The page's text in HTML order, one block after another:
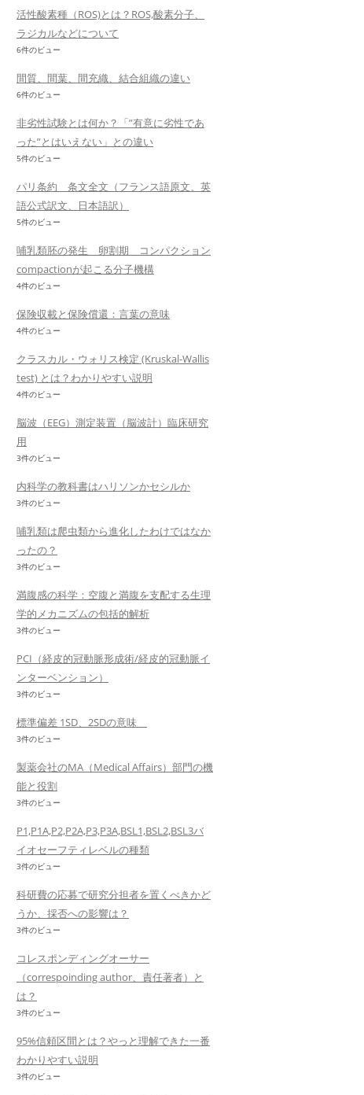
活性酸素種（ROS)とは？ROS,酸素分子、
ラジカルなどについて
6件のビュー
間質、間葉、間充織、結合組織の違い
6件のビュー
非劣性試験とは何か？「”有意に劣性であ
った”とはいえない」との違い
5件のビュー
パリ条約 条文全文（フランス語原文、英
語公式訳文、日本語訳）
5件のビュー
哺乳類胚の発生 卵割期 コンパクション
compactionが起こる分子機構
4件のビュー
保険収載と保険償還：言葉の意味
4件のビュー
クラスカル・ウォリス検定 (Kruskal-Wallis
test) とは？わかりやすい説明
4件のビュー
脳波（EEG）測定装置（脳波計）臨床研究
用
3件のビュー
内科学の教科書はハリソンかセシルか
3件のビュー
哺乳類は爬虫類から進化したわけではなか
ったの？
3件のビュー
満腹感の科学：空腹と満腹を支配する生理
学的メカニズムの包括的解析
3件のビュー
PCI（経皮的冠動脈形成術/経皮的冠動脈イ
ンターベンション）
3件のビュー
標準偏差 1SD、2SDの意味
3件のビュー
製薬会社のMA（Medical Affairs）部門の機
能と役割
3件のビュー
P1,P1A,P2,P2A,P3,P3A,BSL1,BSL2,BSL3バ
イオセーフティレベルの種類
3件のビュー
科研費の応募で研究分担者を置くべきかど
うか、採否への影響は？
3件のビュー
コレスポンディングオーサー
（correspoinding author、責任著者）と
は？
3件のビュー
95%信頼区間とは？やっと理解できた一番
わかりやすい説明
3件のビュー